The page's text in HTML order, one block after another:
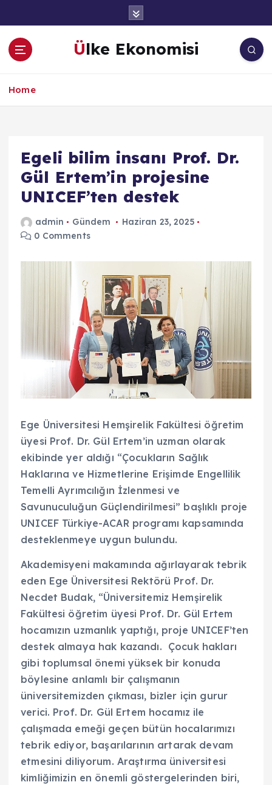
a
Ülke Ekonomisi
Home
Egeli bilim insanı Prof. Dr.
Gül Ertem’in projesine
UNICEF’ten destek
admin Gündem
Haziran 23, 2025
0 Comments
Ege Üniversitesi Hemşirelik Fakültesi öğretim
üyesi Prof. Dr. Gül Ertem’in uzman olarak
ekibinde yer aldığı “Çocukların Sağlık
Haklarına ve Hizmetlerine Erişimde Engellilik
Temelli Ayrımcılığın İzlenmesi ve
Savunuculuğun Güçlendirilmesi” başlıklı proje
UNICEF Türkiye-ACAR programı kapsamında
desteklenmeye uygun bulundu.
Akademisyeni makamında ağırlayarak tebrik
eden Ege Üniversitesi Rektörü Prof. Dr.
Necdet Budak, “Üniversitemiz Hemşirelik
Fakültesi öğretim üyesi Prof. Dr. Gül Ertem
hocamızın uzmanlık yaptığı, proje UNICEF’ten
destek almaya hak kazandı. Çocuk hakları
gibi toplumsal önemi yüksek bir konuda
böylesine anlamlı bir çalışmanın
üniversitemizden çıkması, bizler için gurur
verici. Prof. Dr. Gül Ertem hocamız ile
çalışmada emeği geçen bütün hocalarımızı
tebrik ediyor, başarılarının artarak devam
etmesini diliyorum. Araştırma üniversitesi
kimliğimizin en önemli göstergelerinden biri,